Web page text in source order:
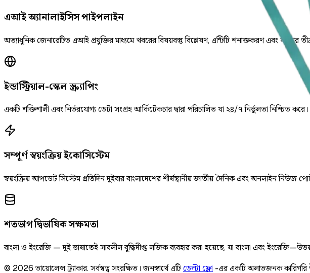
এআই অ্যানালাইসিস পাইপলাইন
অত্যাধুনিক জেনারেটিভ এআই প্রযুক্তির মাধ্যমে খবরের বিষয়বস্তু বিশ্লেষণ, এন্টিটি শনাক্তকরণ এবং ঘটনার
ইন্ডাস্ট্রিয়াল-স্কেল স্ক্র্যাপিং
একটি শক্তিশালী এবং নির্ভরযোগ্য ডেটা সংগ্রহ আর্কিটেকচার দ্বারা পরিচালিত যা ২৪/৭ নির্ভুলতা নিশ্চিত করে।
সম্পূর্ণ স্বয়ংক্রিয় ইকোসিস্টেম
স্বয়ংক্রিয় আপডেট সিস্টেম প্রতিদিন দুইবার বাংলাদেশের শীর্ষস্থানীয় জাতীয় দৈনিক এবং অনলাইন
শতভাগ দ্বিভাষিক সক্ষমতা
বাংলা ও ইংরেজি — দুই ভাষাতেই সাবলীল বুদ্ধিদীপ্ত লজিক ব্যবহার করা হয়েছে, যা বাংলা এবং
© 2026 ভায়োলেন্স ট্র্যাকার.সর্বস্বত্ব সংরক্ষিত। জনস্বার্থে এটিডেল্টা ফ্লো -এর একটি অলাভজনক কারিগরি